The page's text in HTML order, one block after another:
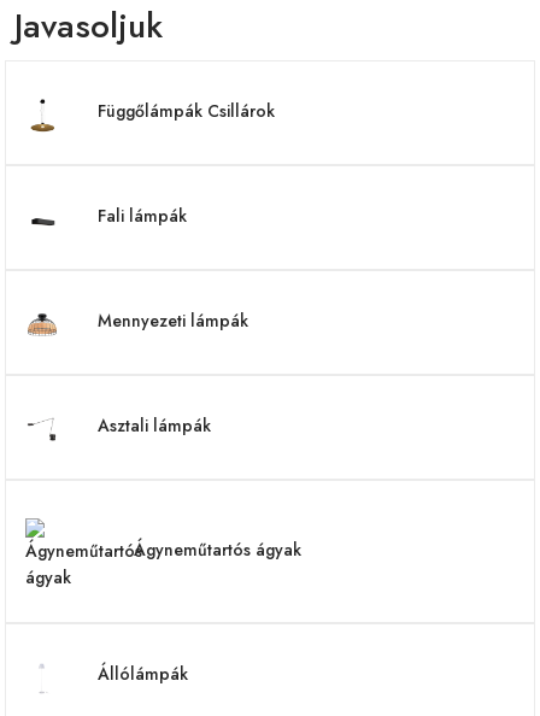
Javasoljuk
Függőlámpák Csillárok
Fali lámpák
Mennyezeti lámpák
Asztali lámpák
Ágyneműtartós ágyak
Állólámpák